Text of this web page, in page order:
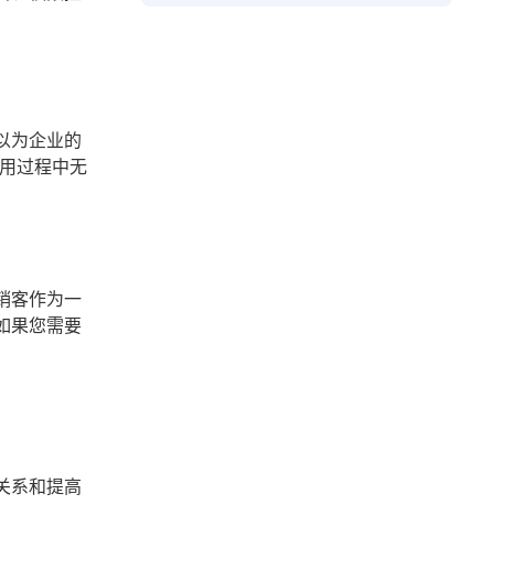
为企业的
过程中无
客作为一
果您需要
系和提高